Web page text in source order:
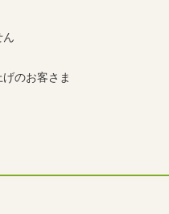
ん
のお客さま